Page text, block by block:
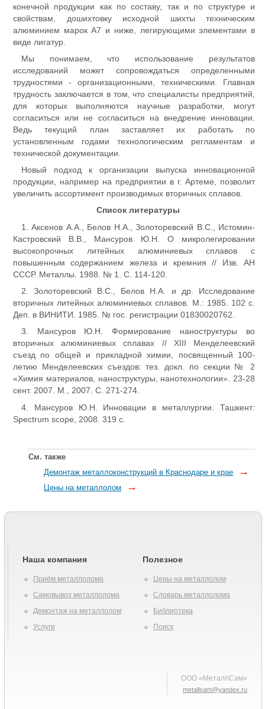
конечной продукции как по составу, так и по структуре и
свойствам, дошихтовку исходной шихты техническим
алюминием марок А7 и ниже, легирующими элементами в
виде лигатур.
Мы понимаем, что использование результатов
исследований может сопровождаться определенными
трудностями - организационными, техническими. Главная
трудность заключается в том, что специалисты предприятий,
для которых выполняются научные разработки, могут
согласиться или не согласиться на внедрение инновации.
Ведь текущий план заставляет их работать по
установленным годами технологическим регламентам и
технической документации.
Новый подход к организации выпуска инновационной
продукции, например на предприятии в г. Артеме, позволит
увеличить ассортимент производимых вторичных сплавов.
Список литературы
1. Аксенов А.А., Белов Н.А., Золоторевский В.С., Истомин-
Кастровский В.В., Мансуров Ю.Н. О микролегировании
высокопрочных литейных алюминиевых сплавов с
повышенным содержанием железа и кремния // Изв. АН
СССР. Металлы. 1988. № 1. С. 114-120.
2. Золоторевский В.С., Белов Н.А. и др. Исследование
вторичных литейных алюминиевых сплавов. М.: 1985. 102 с.
Деп. в ВИНИТИ. 1985. № гос. регистрации 01830020762.
3. Мансуров Ю.Н. Формирование наноструктуры во
вторичных алюминиевых сплавах // XIII Менделеевский
съезд по общей и прикладной химии, посвященный 100-
летию Менделеевских съездов: тез. докл. по секции № 2
«Химия материалов, наноструктуры, нанотехнологии». 23-28
сент. 2007. М., 2007. С. 271-274.
4. Мансуров Ю.Н. Инновации в металлургии. Ташкент:
Spectrum scope, 2008. 319 с.
См. также
Демонтаж металлоконструкций в Краснодаре и крае
→
Цены на металлолом →
Наша компания
Приём металлолома
Самовывоз металлолома
Демонтаж на металлолом
Услуги
Полезное
Цены на металлолом
Словарь металлолома
Библиотека
Поиск
ООО «МеталлСам»
metallsam@yandex.ru